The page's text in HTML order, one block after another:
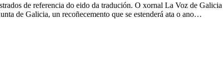
de referencia do eido da tradución. O xornal La Voz de
de Galicia, un recoñecemento que se estenderá ata o ano…